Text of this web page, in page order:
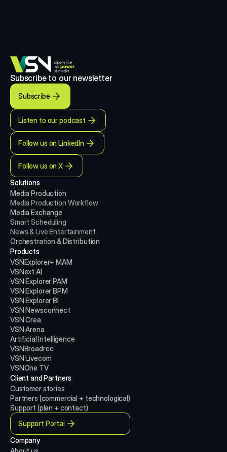
Subscribe to our newsletter
Subscribe
Listen to our podcast
Follow us on LinkedIn
Follow us on X
Solutions
Media Production
Media Production Workflow
Media Exchange
Smart Scheduling
News & Live Entertainment
Orchestration & Distribution
Products
VSNExplorer+ MAM
VSNext AI
VSN Explorer PAM
VSN Explorer BPM
VSN Explorer BI
VSN Newsconnect
VSN Crea
VSN Arena
Artificial Intelligence
VSNBroadrec
VSN Livecom
VSNOne TV
Client and Partners
Customer stories
Partners (commercial + technological)
Support (plan + contact)
Support Portal
Company